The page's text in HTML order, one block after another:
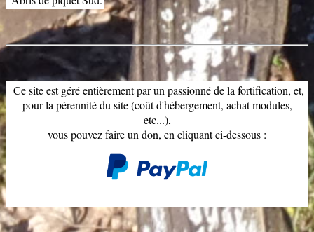
Ce site est géré entièrement par un passionné de la fortification, et,
pour la pérennité du site (coût d'hébergement, achat modules,
etc...),
vous pouvez faire un don, en cliquant ci-dessous :